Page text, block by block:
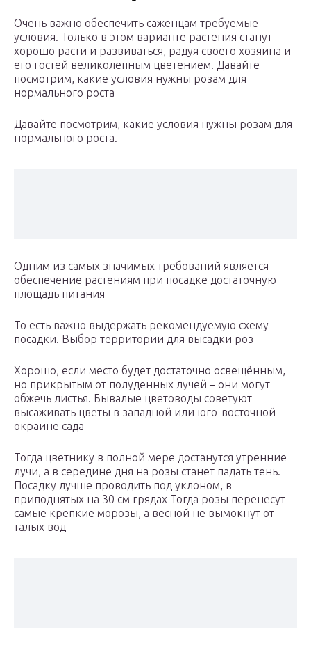
Очень важно обеспечить саженцам требуемые
условия. Только в этом варианте растения станут
хорошо расти и развиваться, радуя своего хозяина и
его гостей великолепным цветением. Давайте
посмотрим, какие условия нужны розам для
нормального роста
Давайте посмотрим, какие условия нужны розам для
нормального роста.
Одним из самых значимых требований является
обеспечение растениям при посадке достаточную
площадь питания
То есть важно выдержать рекомендуемую схему
посадки. Выбор территории для высадки роз
Хорошо, если место будет достаточно освещённым,
но прикрытым от полуденных лучей – они могут
обжечь листья. Бывалые цветоводы советуют
высаживать цветы в западной или юго-восточной
окраине сада
Тогда цветнику в полной мере достанутся утренние
лучи, а в середине дня на розы станет падать тень.
Посадку лучше проводить под уклоном, в
приподнятых на 30 см грядах Тогда розы перенесут
самые крепкие морозы, а весной не вымокнут от
талых вод